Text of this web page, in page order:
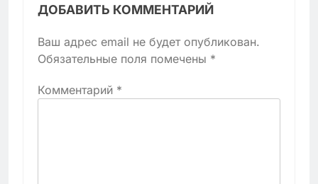
ДОБАВИТЬ КОММЕНТАРИЙ
Ваш адрес email не будет опубликован.
Обязательные поля помечены *
Комментарий *